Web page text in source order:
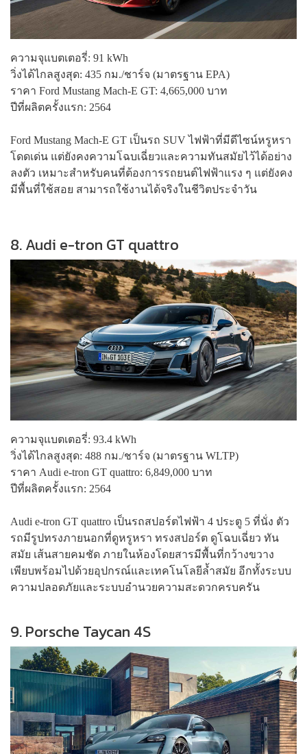
ความจุแบตเตอรี่: 91 kWh
วิ่งได้ไกลสูงสุด: 435 กม./ชาร์จ (มาตรฐาน EPA)
ราคา Ford Mustang Mach-E GT: 4,665,000 บาท
ปีที่ผลิตครั้งแรก: 2564
Ford Mustang Mach-E GT เป็นรถ SUV ไฟฟ้าที่มีดีไซน์หรูหรา
โดดเด่น แต่ยังคงความโฉบเฉี่ยวและความทันสมัยไว้ได้อย่าง
ลงตัว เหมาะสำหรับคนที่ต้องการรถยนต์ไฟฟ้าแรง ๆ แต่ยังคง
มีพื้นที่ใช้สอย สามารถใช้งานได้จริงในชีวิตประจำวัน
8. Audi e-tron GT quattro
ความจุแบตเตอรี่: 93.4 kWh
วิ่งได้ไกลสูงสุด: 488 กม./ชาร์จ (มาตรฐาน WLTP)
ราคา Audi e-tron GT quattro: 6,849,000 บาท
ปีที่ผลิตครั้งแรก: 2564
Audi e-tron GT quattro เป็นรถสปอร์ตไฟฟ้า 4 ประตู 5 ที่นั่ง ตัว
รถมีรูปทรงภายนอกที่ดูหรูหรา ทรงสปอร์ต ดูโฉบเฉี่ยว ทัน
สมัย เส้นสายคมชัด ภายในห้องโดยสารมีพื้นที่กว้างขวาง
เพียบพร้อมไปด้วยอุปกรณ์และเทคโนโลยีล้ำสมัย อีกทั้งระบบ
ความปลอดภัยและระบบอำนวยความสะดวกครบครัน
9. Porsche Taycan 4S